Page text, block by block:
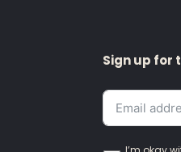
Sign up for